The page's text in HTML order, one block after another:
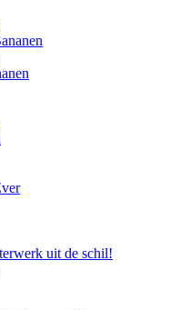
uit de schil!